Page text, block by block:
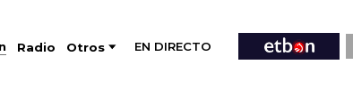
Radio Otros EN DIRECTO